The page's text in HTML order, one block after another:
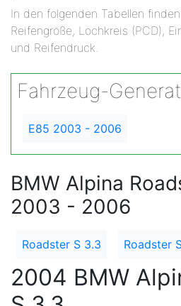
In den folgenden Tabellen
Reifengröße, Lochkreis (PCD),
und Reifendruck.
Fahrzeug-
E85 2003 - 2006
BMW Alpina
2003 - 2006
Roadster S 3.3 Roadster
2004 BMW